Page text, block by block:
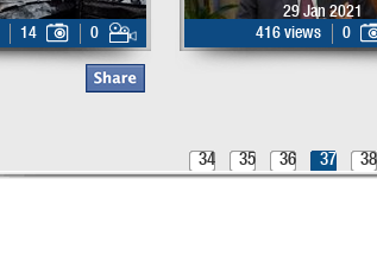
29 Jan 2021
416 views
0
14 0
34 35 36 37 38